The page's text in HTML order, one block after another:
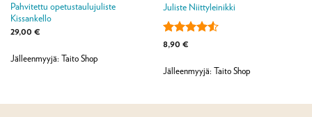
Pahvitettu opetustaulujuliste
Kissankello
29,00 €
Jälleenmyyjä: Taito Shop
Juliste Niittyleinikki
Arvostelu
4.5
8,90 €
Jälleenmyyjä: Taito Shop